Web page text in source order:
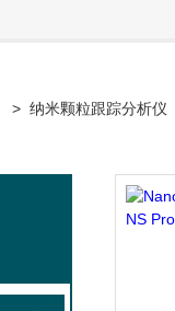
> 纳米颗粒跟踪分析仪